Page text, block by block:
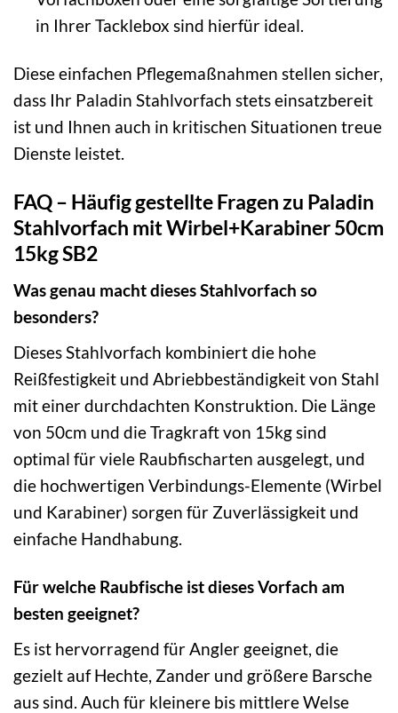
in Ihrer Tacklebox sind hierfür ideal.
Diese einfachen Pflegemaßnahmen stellen sicher,
dass Ihr Paladin Stahlvorfach stets einsatzbereit
ist und Ihnen auch in kritischen Situationen treue
Dienste leistet.
FAQ – Häufig gestellte Fragen zu Paladin
Stahlvorfach mit Wirbel+Karabiner 50cm
15kg SB2
Was genau macht dieses Stahlvorfach so
besonders?
Dieses Stahlvorfach kombiniert die hohe
Reißfestigkeit und Abriebbeständigkeit von Stahl
mit einer durchdachten Konstruktion. Die Länge
von 50cm und die Tragkraft von 15kg sind
optimal für viele Raubfischarten ausgelegt, und
die hochwertigen Verbindungs-Elemente (Wirbel
und Karabiner) sorgen für Zuverlässigkeit und
einfache Handhabung.
Für welche Raubfische ist dieses Vorfach am
besten geeignet?
Es ist hervorragend für Angler geeignet, die
gezielt auf Hechte, Zander und größere Barsche
aus sind. Auch für kleinere bis mittlere Welse